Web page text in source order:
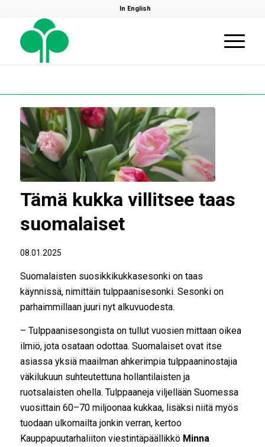
In English
Tämä kukka villitsee taas
suomalaiset
08.01.2025
Suomalaisten suosikkikukkasesonki on taas
käynnissä, nimittäin tulppaanisesonki. Sesonki on
parhaimmillaan juuri nyt alkuvuodesta.
– Tulppaanisesongista on tullut vuosien mittaan oikea
ilmiö, jota osataan odottaa. Suomalaiset ovat itse
asiassa yksiä maailman ahkerimpia tulppaaninostajia
väkilukuun suhteutettuna hollantilaisten ja
ruotsalaisten ohella. Tulppaaneja viljellään Suomessa
vuosittain 60–70 miljoonaa kukkaa, lisäksi niitä myös
tuodaan ulkomailta jonkin verran, kertoo
Kauppapuutarhaliiton viestintäpäällikkö Minna